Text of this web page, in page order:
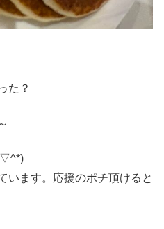
た？
います。応援のポチ頂けると